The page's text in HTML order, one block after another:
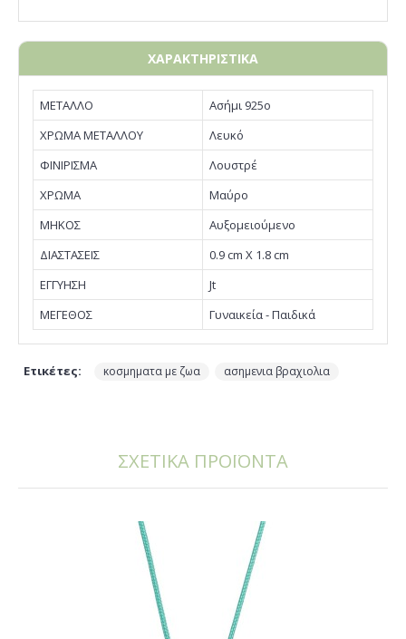
ΧΑΡΑΚΤΗΡΙΣΤΙΚΑ
ΜΕΤΑΛΛΟ
Ασήμι 925ο
ΧΡΩΜΑ ΜΕΤΑΛΛΟΥ
Λευκό
ΦΙΝΙΡΙΣΜΑ
Λουστρέ
ΧΡΩΜΑ
Μαύρο
ΜΗΚΟΣ
Αυξομειούμενο
ΔΙΑΣΤΑΣΕΙΣ
0.9 cm X 1.8 cm
EΓΓΥΗΣΗ
Jt
ΜΕΓΕΘΟΣ
Γυναικεία - Παιδικά
Ετικέτες: κοσμηματα με ζωα ασημενια βραχιολια
ΣΧΕΤΙΚΑ ΠΡΟΪΟΝΤΑ